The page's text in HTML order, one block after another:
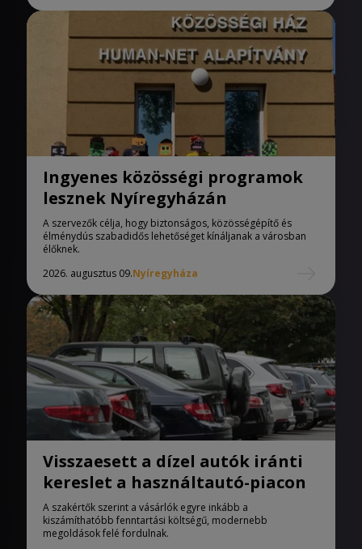
Ingyenes közösségi programok
lesznek Nyíregyházán
A szervezők célja, hogy biztonságos, közösségépítő és
élménydús szabadidős lehetőséget kínáljanak a városban
élőknek.
2026. augusztus 09.Nyíregyháza
Visszaesett a dízel autók iránti
kereslet a használtautó-piacon
A szakértők szerint a vásárlók egyre inkább a
kiszámíthatóbb fenntartási költségű, modernebb
megoldások felé fordulnak.